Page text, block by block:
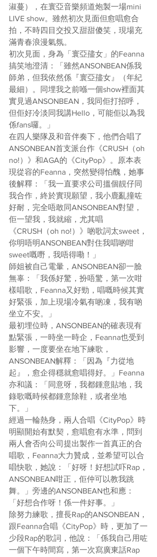
淑蔓），在寰亞音樂頻道炮製一場mini
LIVE show。雖然初次見面但愈唱愈合
拍，不時四目交投又甜甜傻笑，現場充
滿青春浪漫氣氛。
初次見面，身為「寰亞孻女」的Feanna
搞笑地澄清：「雖然ANSONBEAN係我
師弟，但我依然係『寰亞孻女』（年紀
最細）。同埋我之前喺一個show裡面其
實見過ANSONBEAN，我同佢打招呼，
但佢好冷淡同我講Hello，可能佢以為我
係fans囉。」
在四人樂隊及和音伴奏下，他們合唱了
ANSONBEAN首支派台作《CRUSH（oh
no!）》和AGA的《CityPop》。原本表
現從容的Feanna，突然變得怕醜，她事
後解釋：「我一直要求公司搵個靚仔同
我合作，終於實現願望，我小鹿亂撞咗
好耐，完全唔敢同ANSONBEAN對望，
佢一望我，我就縮，尤其唱
《CRUSH（oh no!）》啲歌詞太sweet，
你明唔明ANSONBEAN對住我唱啲咁
sweet嘅嘢，我唔得嘞！」
師姐被自己電暈，ANSONBEAN卻一臉
無辜：「我係好驚，扮唔驚，第一次咁
樣唱歌，Feanna又好勁，唱嘅時候其實
好緊張，加上現場冷氣有啲凍，我有啲
坐立不安。」
最初埋位時，ANSONBEAN的確表現有
點緊張，一時坐一時企，Feanna也受到
影響，一度要坐在地下練歌，
ANSONBEAN解釋：「因為『力從地
起』，愈企得穩就愈唱得好。」Feanna
亦和議：「同意呀，我都鍾意貼地，我
錄歌嘅時候都鍾意除鞋，或者坐地
下。」
經過一輪熱身，兩人合唱《CityPop》時
明顯開始有默契，愈唱愈有水準，問到
兩人會否向公司提出製作一首真正的合
唱歌，Feanna大力贊成，並希望可以合
唱快歌，她說：「好呀！好想試吓Rap，
ANSONBEAN咁正，佢仲可以教我跳
舞。」旁邊的ANSONBEAN也和應：
「好想合作呀！係一件好事。」
除努力練歌，擅長Rap的ANSONBEAN，
跟Feanna合唱《CityPop》時，更加了一
少段Rap的歌詞，他說：「係我自己用咗
一個下午時間寫，第一次寫廣東話Rap